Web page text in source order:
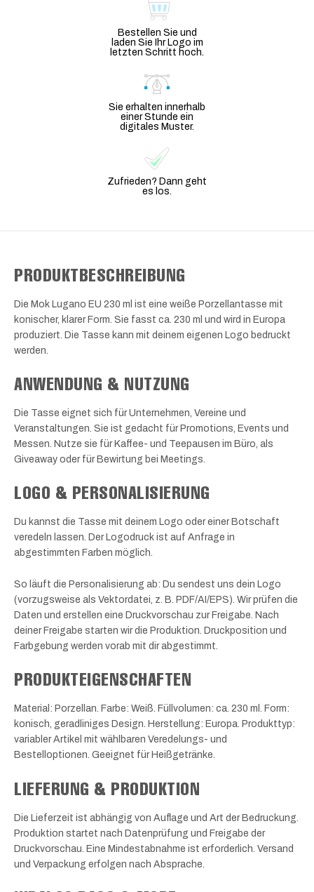
Bestellen Sie und
laden Sie Ihr Logo im
letzten Schritt hoch.
Sie erhalten innerhalb
einer Stunde ein
digitales Muster.
Zufrieden? Dann geht
es los.
PRODUKTBESCHREIBUNG
Die Mok Lugano EU 230 ml ist eine weiße Porzellantasse mit
konischer, klarer Form. Sie fasst ca. 230 ml und wird in Europa
produziert. Die Tasse kann mit deinem eigenen Logo bedruckt
werden.
ANWENDUNG & NUTZUNG
Die Tasse eignet sich für Unternehmen, Vereine und
Veranstaltungen. Sie ist gedacht für Promotions, Events und
Messen. Nutze sie für Kaffee- und Teepausen im Büro, als
Giveaway oder für Bewirtung bei Meetings.
LOGO & PERSONALISIERUNG
Du kannst die Tasse mit deinem Logo oder einer Botschaft
veredeln lassen. Der Logodruck ist auf Anfrage in
abgestimmten Farben möglich.
So läuft die Personalisierung ab: Du sendest uns dein Logo
(vorzugsweise als Vektordatei, z. B. PDF/AI/EPS). Wir prüfen die
Daten und erstellen eine Druckvorschau zur Freigabe. Nach
deiner Freigabe starten wir die Produktion. Druckposition und
Farbgebung werden vorab mit dir abgestimmt.
PRODUKTEIGENSCHAFTEN
Material: Porzellan. Farbe: Weiß. Füllvolumen: ca. 230 ml. Form:
konisch, geradliniges Design. Herstellung: Europa. Produkttyp:
variabler Artikel mit wählbaren Veredelungs- und
Bestelloptionen. Geeignet für Heißgetränke.
LIEFERUNG & PRODUKTION
Die Lieferzeit ist abhängig von Auflage und Art der Bedruckung.
Produktion startet nach Datenprüfung und Freigabe der
Druckvorschau. Eine Mindestabnahme ist erforderlich. Versand
und Verpackung erfolgen nach Absprache.